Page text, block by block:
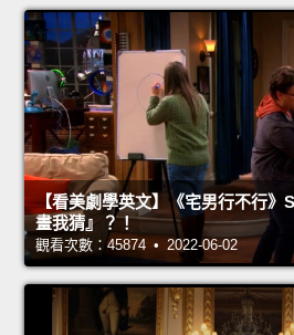
【看美劇學英文】《宅男行不行》
畫我猜』？！
觀看次數：45874 • 2022-06-02